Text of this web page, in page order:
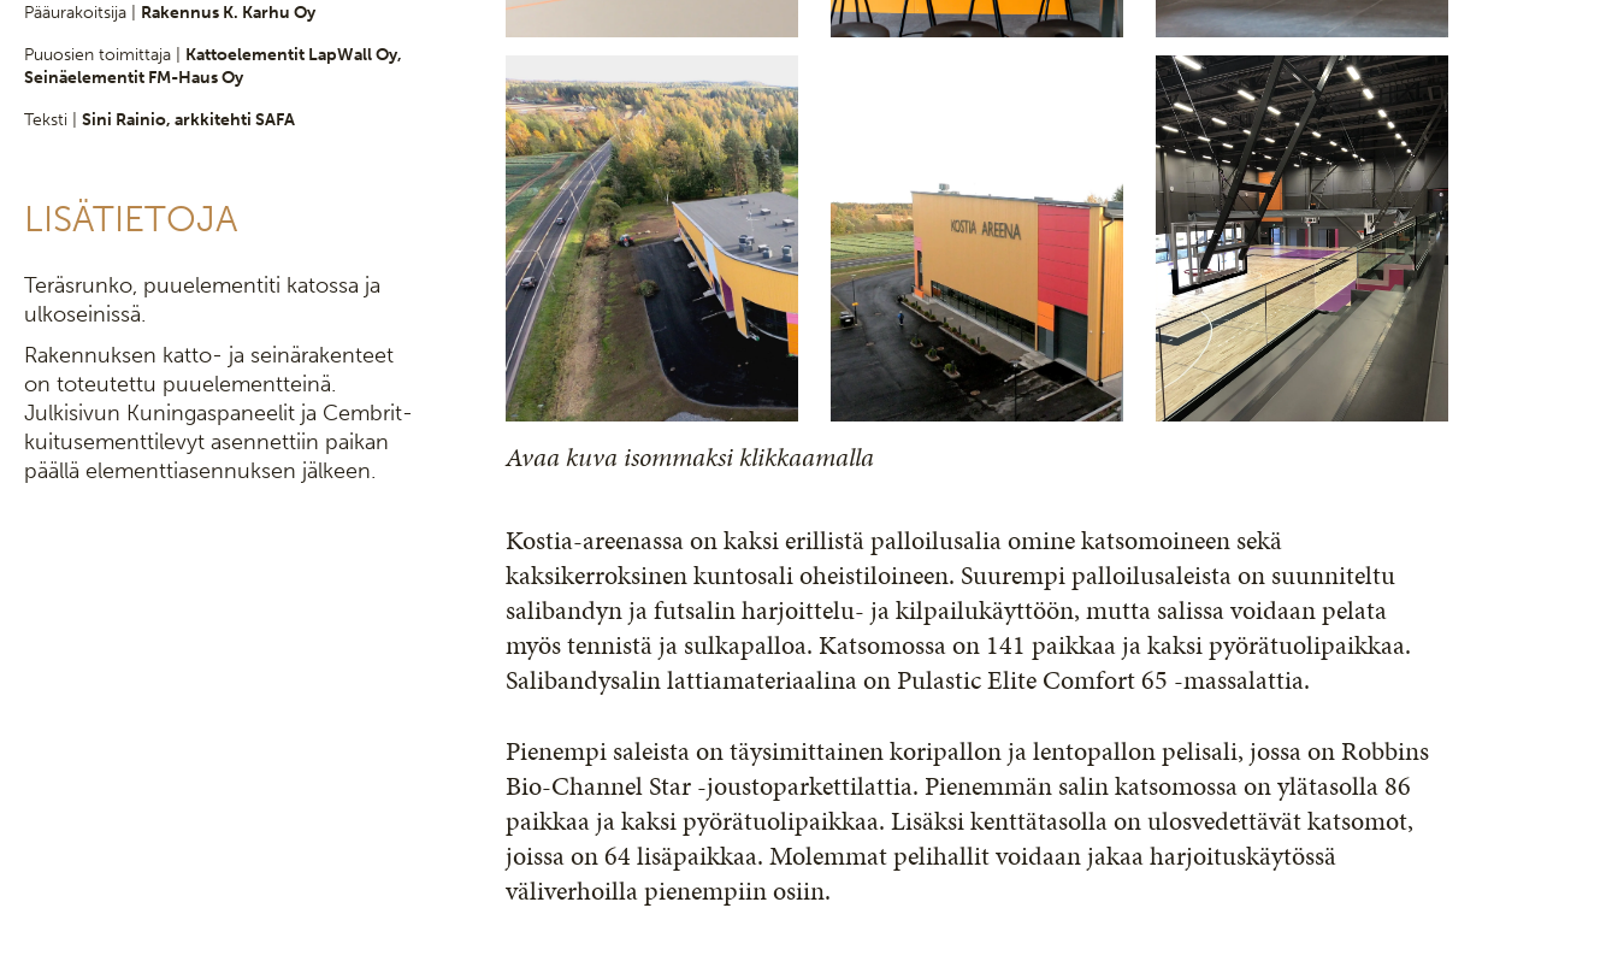
Pääurakoitsija | Rakennus K. Karhu Oy
Puuosien toimittaja | Kattoelementit LapWall Oy,
Seinäelementit FM-Haus Oy
Teksti | Sini Rainio, arkkitehti SAFA
LISÄTIETOJA
Teräsrunko, puuelementiti katossa ja
ulkoseinissä.
Rakennuksen katto- ja seinärakenteet
on toteutettu puuelementteinä.
Julkisivun Kuningaspaneelit ja Cembrit-
kuitusementtilevyt asennettiin paikan
päällä elementtiasennuksen jälkeen.
Avaa kuva isommaksi klikkaamalla
Kostia-areenassa on kaksi erillistä palloilusalia omine katsomoineen sekä
kaksikerroksinen kuntosali oheistiloineen. Suurempi palloilusaleista on suunniteltu
salibandyn ja futsalin harjoittelu- ja kilpailukäyttöön, mutta salissa voidaan pelata
myös tennistä ja sulkapalloa. Katsomossa on 141 paikkaa ja kaksi pyörätuolipaikkaa.
Salibandysalin lattiamateriaalina on Pulastic Elite Comfort 65 -massalattia.
Pienempi saleista on täysimittainen koripallon ja lentopallon pelisali, jossa on Robbins
Bio-Channel Star -joustoparkettilattia. Pienemmän salin katsomossa on ylätasolla 86
paikkaa ja kaksi pyörätuolipaikkaa. Lisäksi kenttätasolla on ulosvedettävät katsomot,
joissa on 64 lisäpaikkaa. Molemmat pelihallit voidaan jakaa harjoituskäytössä
väliverhoilla pienempiin osiin.